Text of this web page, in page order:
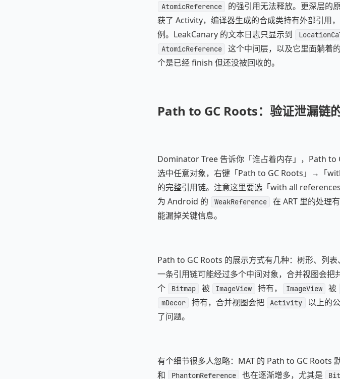
AtomicReference 的强引用无法释放。更深层的
获了 Activity，编译器生成的合成类持有外部引用
例。LeakCanary 的文本日志只显示到
AtomicReference
这个中间层，以及它里面躺
个是已经 finish 但还没被回收的。
Path to GC Roots：验证泄漏链
Dominator Tree 告诉你「谁占着内存」，Path to
选中任意对象，右键「Path to GC Roots」→「
的完整引用链。注意这里要选「with all
为 Android 的
WeakReference
在 ART 里的处理
能漏掉关键信息。
Path to GC Roots 的展示方式有几种：树形、列
一条引用链可能经过多个中间对象，合并视图会
个
Bitmap 被 ImageView 持有， ImageView 被
mDecor 持有，合并视图会把 Activity 以上的
了问题。
有个细节很多人忽略：MAT 的 Path to GC Roots
和 PhantomReference 也在逐渐增多，尤其是